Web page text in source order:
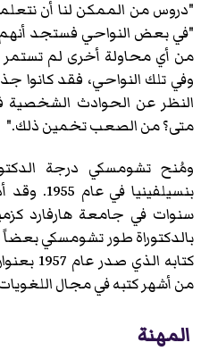
"دروس من الممكن لنا أن
"في بعض النواحي فستجد أنهم
من أي محاولة أخرى لم
وفي تلك النواحي، فقد كانوا
النظر عن الحوادث الشخصية
متى؟ من الصعب تخمين ذلك."
ومُنح تشومسكي درجة
سنوات في جامعة هارفارد
بالدكتوراة طور تشومسكي بعضاً
كتابه
من أشهر كتبه في مجال
المهنة